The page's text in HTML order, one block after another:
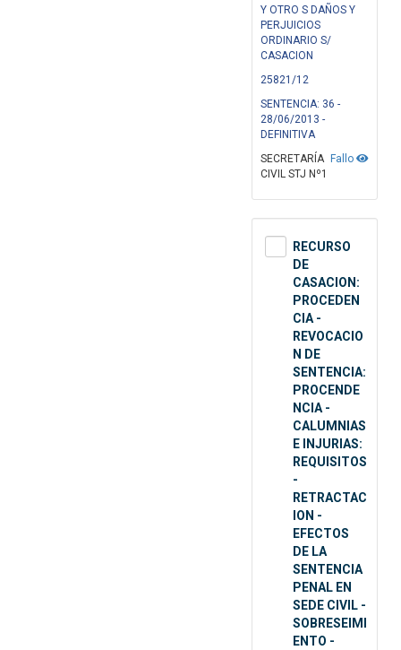
Y OTRO S DAÑOS Y
PERJUICIOS
ORDINARIO S/
CASACION
25821/12
SENTENCIA: 36 -
28/06/2013 -
DEFINITIVA
Fallo
SECRETARÍA
CIVIL STJ Nº1
RECURSO
DE
CASACION:
PROCEDEN
CIA -
REVOCACIO
N DE
SENTENCIA:
PROCENDE
NCIA -
CALUMNIAS
E INJURIAS:
REQUISITOS
-
RETRACTAC
ION -
EFECTOS
DE LA
SENTENCIA
PENAL EN
SEDE CIVIL -
SOBRESEIMI
ENTO -